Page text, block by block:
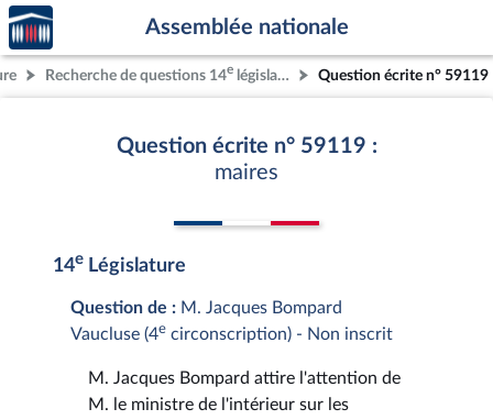
Aller au contenu
Aller en bas de la page
Accèder
à la
page
d'accueil
Assemblée nationale
Recherche de questions 14e législature Question écrite n° 59119
Question écrite n° 59119 :
maires
14e Législature
Question de : M. Jacques Bompard
Vaucluse (4e circonscription) - Non inscrit
M. Jacques Bompard attire l'attention de
M. le ministre de l'intérieur sur les